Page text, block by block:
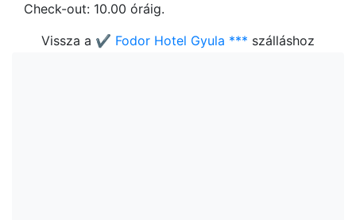
Check-out: 10.00 óráig.
Vissza a ✔️ Fodor Hotel Gyula *** szálláshoz